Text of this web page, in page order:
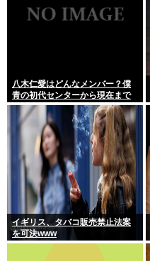
八木仁愛はどんなメンバー？僕
青の初代センターから現在まで
の活動を紹介
イギリス、タバコ販売禁止法案
を可決www